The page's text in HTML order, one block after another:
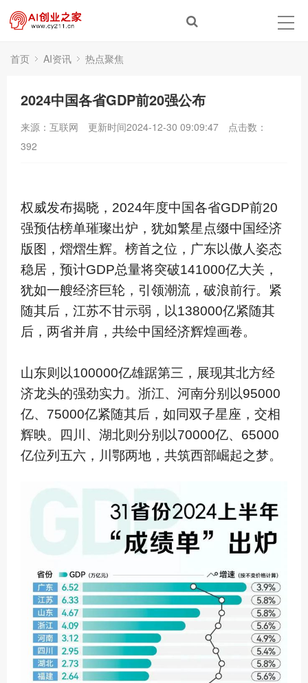
首页 AI资讯 热点聚焦
2024中国各省GDP前20强公布
来源：互联网 更新时间2024-12-30 09:09:47
点击数：
392
权威发布揭晓，2024年度中国各省GDP前20
强预估榜单璀璨出炉，犹如繁星点缀中国经济
版图，熠熠生辉。榜首之位，广东以傲人姿态
稳居，预计GDP总量将突破141000亿大关，
犹如一艘经济巨轮，引领潮流，破浪前行。紧
随其后，江苏不甘示弱，以138000亿紧随其
后，两省并肩，共绘中国经济辉煌画卷。
山东则以100000亿雄踞第三，展现其北方经
济龙头的强劲实力。浙江、河南分别以95000
亿、75000亿紧随其后，如同双子星座，交相
辉映。四川、湖北则分别以70000亿、65000
亿位列五六，川鄂两地，共筑西部崛起之梦。